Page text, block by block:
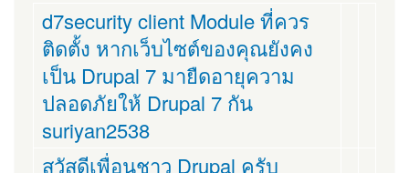
d7security client Module ที่ควร
ติดตั้ง หากเว็บไซต์ของคุณยังคง
เป็น Drupal 7 มายืดอายุความ
ปลอดภัยให้ Drupal 7 กัน
suriyan2538
สวัสดีเพื่อนชาว Drupal ครับ